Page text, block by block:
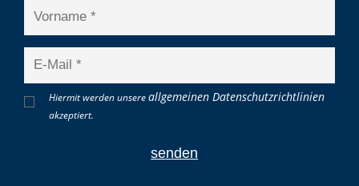
Hiermit werden unsereallgemeinen Datenschutzrichtlinien
akzeptiert.